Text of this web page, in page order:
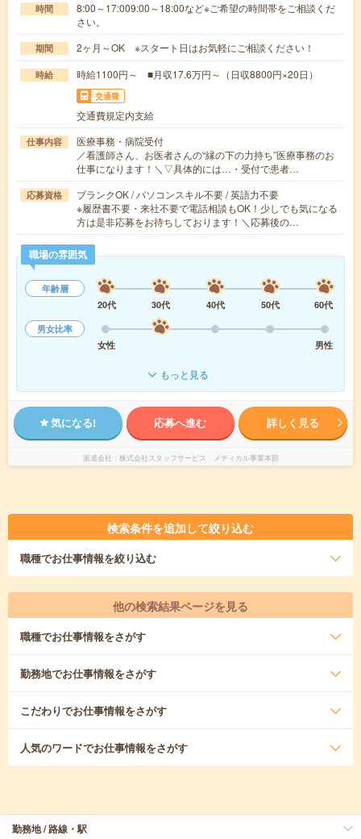
時間
8:00～17:009:00～18:00など※ご希望の時間帯をご相談くだ
さい。
期間 2ヶ月～OK ※スタート日はお気軽にご相談ください！
時給 時給1100円～ ■月収17.6万円～（日収8800円×20日）
交通費
交通費規定内支給
仕事内容
医療事務・病院受付
／看護師さん、お医者さんの“縁の下の力持ち”医療事務のお
仕事になります！＼▽具体的には…・受付で患者…
応募資格
ブランクOK / パソコンスキル不要 / 英語力不要
※履歴書不要・来社不要で電話相談もOK！少しでも気になる
方は是非応募をお待ちしております！＼応募後の…
職場の雰囲気
年齢層
20代
30代 40代 50代
60代
男女比率
女性
男性
もっと見る
気になる! 応募へ進む 詳しく見る
派遣会社 株式会社スタッフサービス メディカル事業本部
検索条件を追加して絞り込む
職種でお仕事情報を絞り込む
他の検索結果ページを見る
職種でお仕事情報をさがす
勤務地でお仕事情報をさがす
こだわりでお仕事情報をさがす
人気のワードでお仕事情報をさがす
勤務地 / 路線・駅